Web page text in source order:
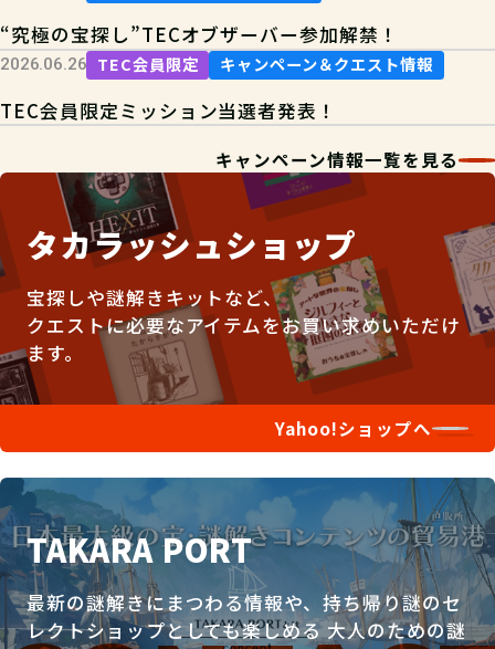
“究極の宝探し”TECオブザーバー参加解禁！
2026.06.26 TEC会員限定 キャンペーン＆クエスト情報
TEC会員限定ミッション当選者発表！
キャンペーン情報一覧を見る
タカラッシュショップ
宝探しや謎解きキットなど、
クエストに必要なアイテムをお買い求めいただけ
ます。
Yahoo!ショップへ
TAKARA PORT
最新の謎解きにまつわる情報や、持ち帰り謎のセ
レクトショップとしても楽しめる大人のための謎